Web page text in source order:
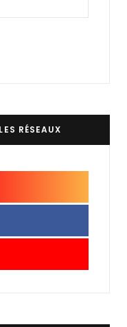
RÉSEAUX